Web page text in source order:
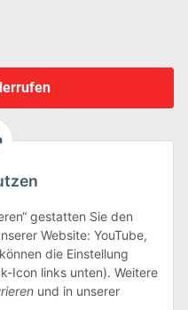
gestatten Sie den
Website: YouTube,
die Einstellung
Icon links unten). Weitere
und in unserer